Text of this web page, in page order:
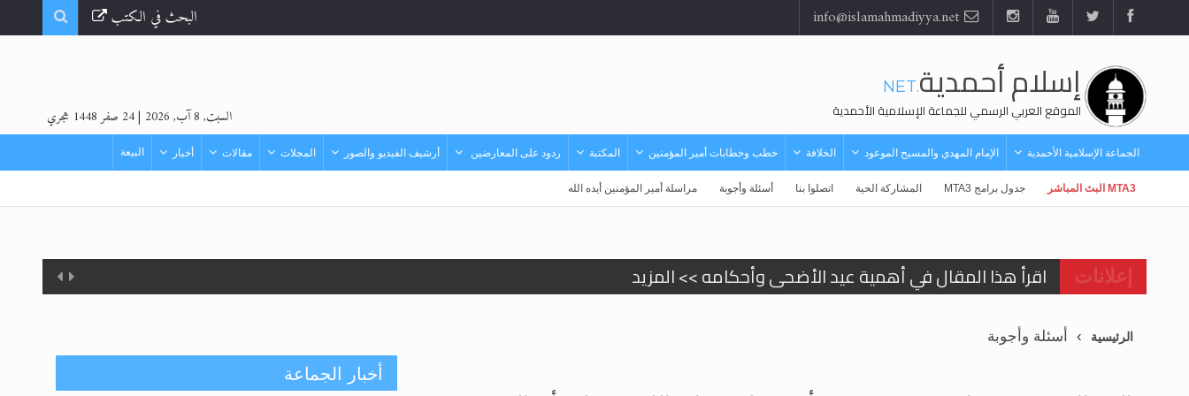
البحث في الكتب
إسلام أحمدية.NET
الموقع العربي الرسمي للجماعة الإسلامية الأحمدية السبت, 8 آب, 2026 |24 صفر 1448 هجري
الجماعة الإسلامية الأحمدية الإمام المهدي والمسيح الموعود الخلافة خطب وخطابات أمير المؤمنين المكتبة ردود على المعارضين أرشيف الفيديو والصور المجلات مقالات أخبار البيعة
MTA3 البث المباشر جدول برامج MTA3 المشاركة الحية اتصلوا بنا أسئلة وأجوبة مراسلة أمير المؤمنين أيده الله
إعلانات
اقرأ هذا المقال في أهمية عيد الأضحى وأحكامه >> المزيد
الحجّ.. دلالات، حِكم، وأهداف >> المزيد
الرئيسية أسئلة وأجوبة
أخبار الجماعة